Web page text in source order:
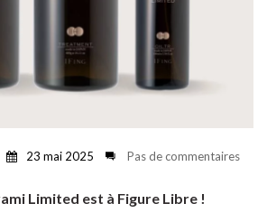
23 mai 2025 Pas de commentaires
Limited est à Figure Libre !